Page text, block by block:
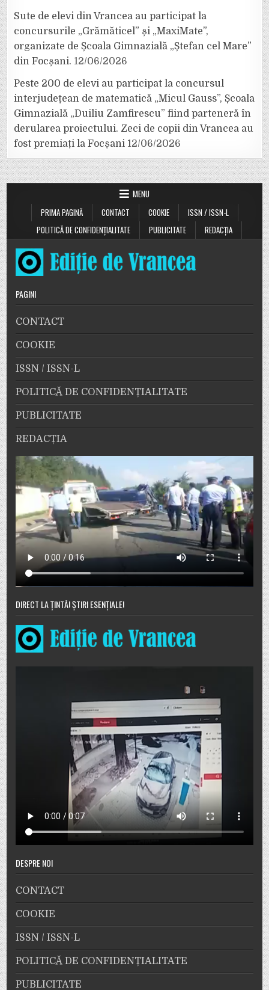
Sute de elevi din Vrancea au participat la
concursurile „Grămăticel” și „MaxiMate”,
organizate de Școala Gimnazială „Ștefan cel Mare”
din Focșani. 12/06/2026
Peste 200 de elevi au participat la concursul
interjudețean de matematică „Micul Gauss”, Școala
Gimnazială „Duiliu Zamfirescu” fiind parteneră în
derularea proiectului. Zeci de copii din Vrancea au
fost premiați la Focșani 12/06/2026
MENU
PRIMA PAGINĂ
CONTACT COOKIE
ISSN / ISSN-L
POLITICĂ DE CONFIDENȚIALITATE
PUBLICITATE REDACȚIA
PAGINI
CONTACT
COOKIE
ISSN / ISSN-L
POLITICĂ DE CONFIDENȚIALITATE
PUBLICITATE
REDACȚIA
DIRECT LA ȚINTĂ! ȘTIRI ESENȚIALE!
DESPRE NOI
CONTACT
COOKIE
ISSN / ISSN-L
POLITICĂ DE CONFIDENȚIALITATE
PUBLICITATE